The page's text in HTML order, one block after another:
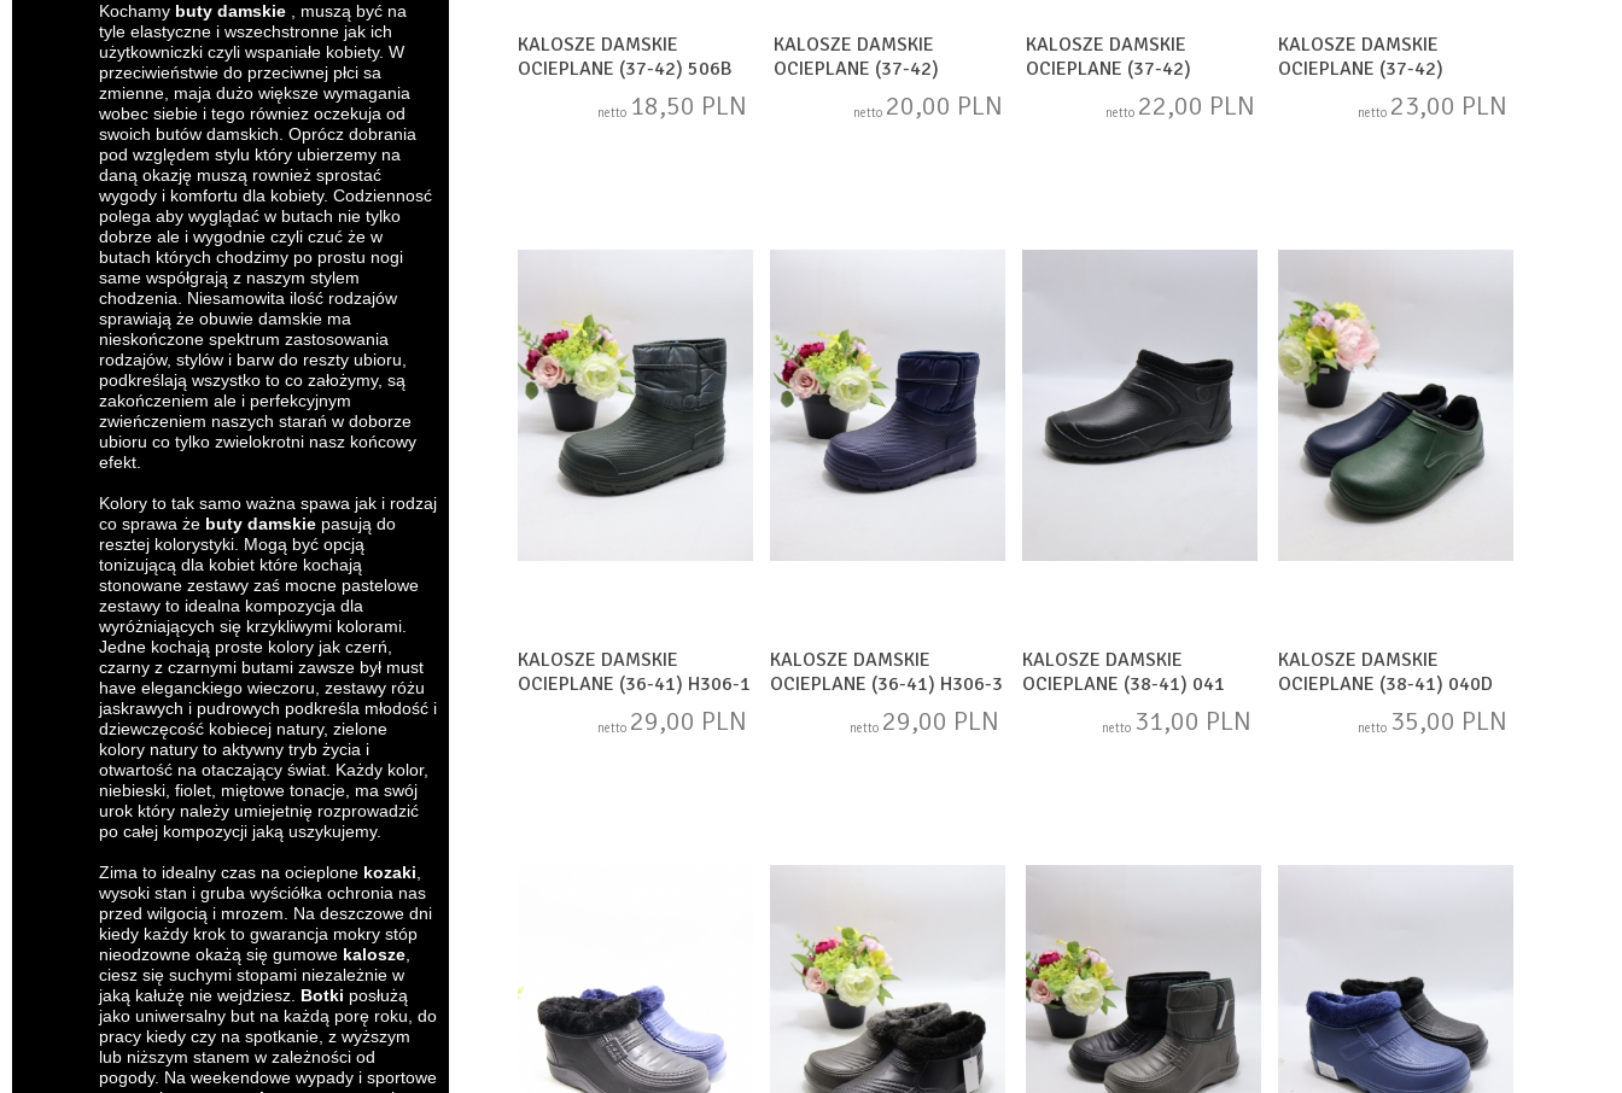
Kochamy buty damskie
, muszą być na
tyle elastyczne i wszechstronne jak ich
użytkowniczki czyli wspaniałe kobiety. W
przeciwieństwie do przeciwnej płci sa
zmienne, maja dużo większe wymagania
wobec siebie i tego równiez oczekuja od
swoich butów damskich. Oprócz dobrania
pod względem stylu który ubierzemy na
daną okazję muszą rownież sprostać
wygody i komfortu dla kobiety. Codziennosć
polega aby wyglądać w butach nie tylko
dobrze ale i wygodnie czyli czuć że w
butach których chodzimy po prostu nogi
same współgrają z naszym stylem
chodzenia. Niesamowita ilość rodzajów
sprawiają że obuwie damskie ma
nieskończone spektrum zastosowania
rodzajów, stylów i barw do reszty ubioru,
podkreślają wszystko to co założymy, są
zakończeniem ale i perfekcyjnym
zwieńczeniem naszych starań w doborze
ubioru co tylko zwielokrotni nasz końcowy
efekt.
Kolory to tak samo ważna spawa jak i rodzaj
co sprawa że buty damskie pasują do
resztej kolorystyki. Mogą być opcją
tonizującą dla kobiet które kochają
stonowane zestawy zaś mocne pastelowe
zestawy to idealna kompozycja dla
wyróżniających się krzykliwymi kolorami.
Jedne kochają proste kolory jak czerń,
czarny z czarnymi butami zawsze był must
have eleganckiego wieczoru, zestawy różu
jaskrawych i pudrowych podkreśla młodość i
dziewczęcość kobiecej natury, zielone
kolory natury to aktywny tryb życia i
otwartość na otaczający świat. Każdy kolor,
niebieski, fiolet, miętowe tonacje, ma swój
urok który należy umiejetnię rozprowadzić
po całej kompozycji jaką uszykujemy.
Zima to idealny czas na ocieplone kozaki
wysoki stan i gruba wyściółka ochronia nas
przed wilgocią i mrozem. Na deszczowe dni
kiedy każdy krok to gwarancja mokry stóp
nieodzowne okażą się gumowe kalosze
ciesz się suchymi stopami niezależnie w
jaką kałużę nie wejdziesz. Botki posłużą
jako uniwersalny but na każdą porę roku, do
pracy kiedy czy na spotkanie, z wyższym
lub niższym stanem w zależności od
pogody. Na weekendowe wypady i sportowe
KALOSZE DAMSKIE
OCIEPLANE (37-42) 506B
netto 18,50 PLN
KALOSZE DAMSKIE
OCIEPLANE (37-42)
netto 20,00 PLN
KALOSZE DAMSKIE
OCIEPLANE (37-42)
netto 22,00 PLN
KALOSZE DAMSKIE
OCIEPLANE (37-42)
netto 23,00 PLN
KALOSZE DAMSKIE
OCIEPLANE (36-41) H306-1
netto 29,00 PLN
KALOSZE DAMSKIE
OCIEPLANE (36-41) H306-3
netto 29,00 PLN
KALOSZE DAMSKIE
OCIEPLANE (38-41) 041
netto 31,00 PLN
KALOSZE DAMSKIE
OCIEPLANE (38-41) 040D
netto 35,00 PLN